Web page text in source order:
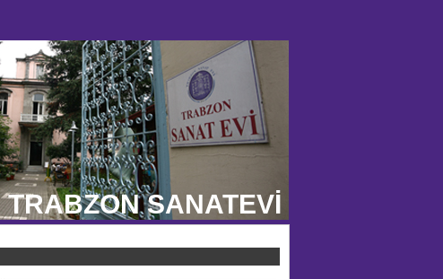
TRABZON SANATEVİ